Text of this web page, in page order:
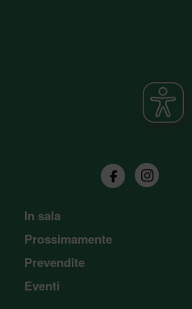
In sala
Prossimamente
Prevendite
Eventi